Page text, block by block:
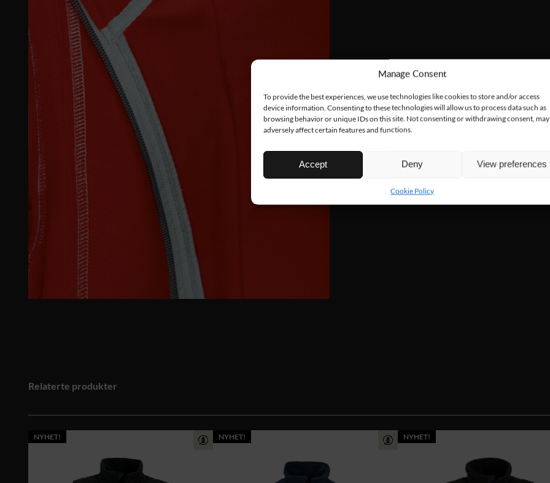
Manage Consent
To provide the best experiences, we use technologies like cookies to store and/or access
device information. Consenting to these technologies will allow us to process data such as
browsing behavior or unique IDs on this site. Not consenting or withdrawing consent, may
adversely affect certain features and functions.
Accept Deny View preferences
Cookie Policy
Relaterte produkter
NYHET! NYHET! NYHET!